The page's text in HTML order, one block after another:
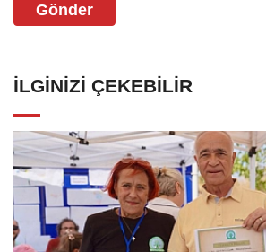
Gönder
İLGINIZI ÇEKEBILIR